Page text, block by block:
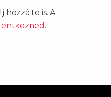
hozzá te is. A
.